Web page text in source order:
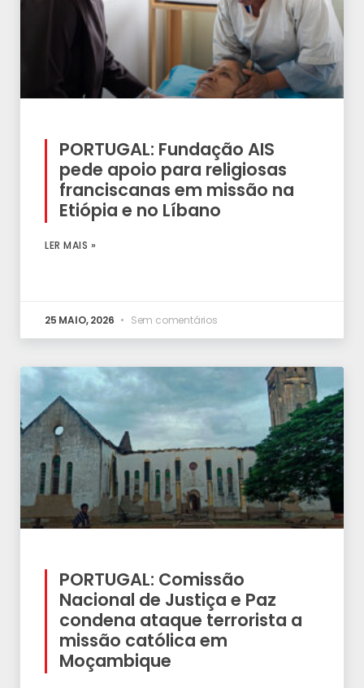
PORTUGAL: Fundação AIS
pede apoio para religiosas
franciscanas em missão na
Etiópia e no Líbano
LER MAIS »
25 MAIO, 2026 Sem comentários
PORTUGAL: Comissão
Nacional de Justiça e Paz
condena ataque terrorista a
missão católica em
Moçambique